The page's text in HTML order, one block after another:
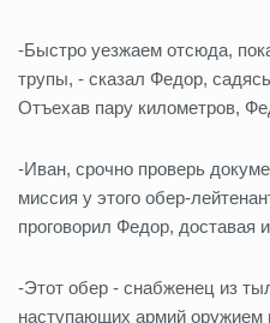
-Быстро уезжаем отсюда,
трупы, - сказал Федор,
Отъехав пару километров,
-Иван, срочно проверь
миссия у этого обер-
проговорил Федор, доставая
-Этот обер - снабженец из
наступающих армий оружием